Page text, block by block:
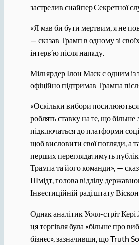
застрелив снайпер Секретної
«Я мав би бути мертвим, я не
— сказав Трамп в одному зі
інтерв’ю після нападу.
Мільярдер Ілон Маск є одним із
офіційно підтримав Трампа
«Оскільки вибори
роблять ставку на те, що більше
підключаться до платформи
щоб висловити свої погляди, а
перших переглядатимуть
Трампа та його команди», —
Шмідт, голова відділу
Інвестиційній раді штату
Однак аналітик Уолл-стріт Кері
ця торгівля була «більше про
бізнес», зазначивши, що Truth